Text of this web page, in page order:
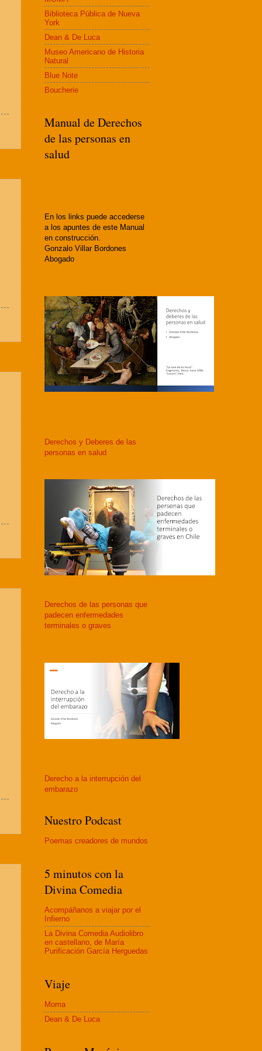
Biblioteca Pública de Nueva
York
Dean & De Luca
Museo Americano de Historia
Natural
Blue Note
Boucherie
Manual de Derechos
de las personas en
salud
En los links puede accederse
a los apuntes de este Manual
en construcción.
Gonzalo Villar Bordones
Abogado
Derechos y Deberes de las
personas en salud
Derechos de las personas que
padecen enfermedades
terminales o graves
Derecho a la interrupción del
embarazo
Nuestro Podcast
Poemas creadores de mundos
5 minutos con la
Divina Comedia
Acompáñanos a viajar por el
Infierno
La Divina Comedia Audiolibro
en castellano, de María
Purificación García Herguedas
Viaje
Moma
Dean & De Luca